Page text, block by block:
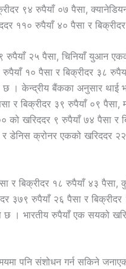
९४ रुपैयाँ ०७ पैसा,
११० रुपैयाँ ४० पैसा र
रुपैयाँ २५ पैसा, चिनियाँ युआन
१० पैसा र बिक्रीदर ३८
। केन्द्रीय बैंकका अनुसार थाई
र बिक्रीदर ३९ रुपैयाँ ०९
को खरिददर ९ रुपैयाँ ७४ पैसा र
डेनिस क्रोनर एकको खरिददर
बिक्रीदर १८ रुपैयाँ ४३ पैसा,
३७९ रुपैयाँ २६ पैसा र
। भारतीय रुपैयाँ एक सयको
पनि संशोधन गर्न सकिने